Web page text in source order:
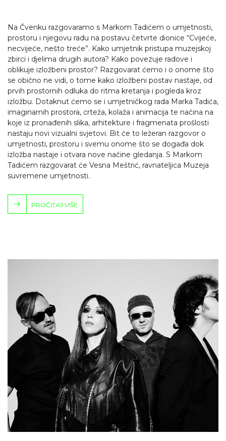
Na Čvenku razgovaramo s Markom Tadićem o umjetnosti,
prostoru i njegovu radu na postavu četvrte dionice “Cvijeće,
necvijeće, nešto treće”. Kako umjetnik pristupa muzejskoj
zbirci i djelima drugih autora? Kako povezuje radove i
oblikuje izložbeni prostor? Razgovarat ćemo i o onome što
se obično ne vidi, o tome kako izložbeni postav nastaje, od
prvih prostornih odluka do ritma kretanja i pogleda kroz
izložbu. Dotaknut ćemo se i umjetničkog rada Marka Tadića,
imaginarnih prostora, crteža, kolaža i animacija te načina na
koje iz pronađenih slika, arhitekture i fragmenata prošlosti
nastaju novi vizualni svjetovi. Bit će to ležeran razgovor o
umjetnosti, prostoru i svemu onome što se događa dok
izložba nastaje i otvara nove načine gledanja. S Markom
Tadićem razgovarat će Vesna Meštrić, ravnateljica Muzeja
suvremene umjetnosti.
PROČITAJ VIŠE